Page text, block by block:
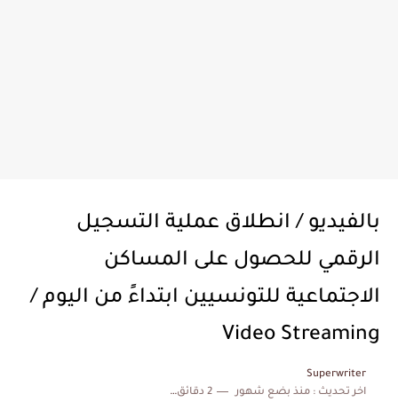
بالفيديو / انطلاق عملية التسجيل
الرقمي للحصول على المساكن
الاجتماعية للتونسيين ابتداءً من اليوم /
Video Streaming
Superwriter
اخر تحديث :منذ بضع شهور 2 دقائق للقراءة